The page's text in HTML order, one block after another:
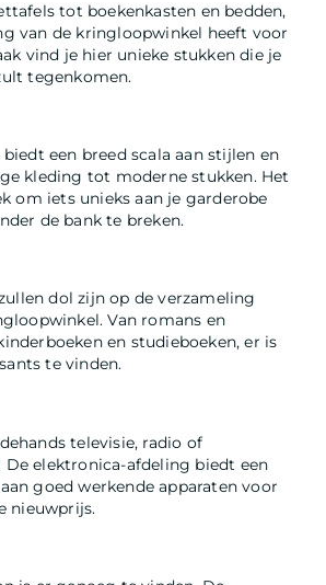
tot boekenkasten en bedden,
van de kringloopwinkel heeft voor
vind je hier unieke stukken die je
tegenkomen.
een breed scala aan stijlen en
kleding tot moderne stukken. Het
om iets unieks aan je garderobe
de bank te breken.
dol zijn op de verzameling
Van romans en
en studieboeken, er is
te vinden.
televisie, radio of
De elektronica-afdeling biedt een
goed werkende apparaten voor
nieuwprijs.